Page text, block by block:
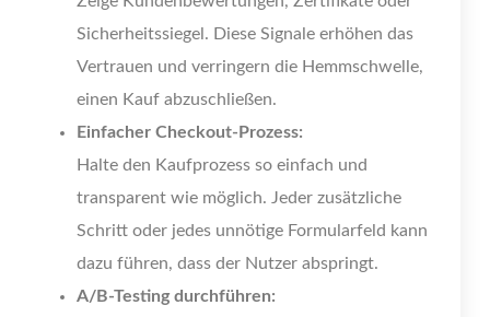
Sicherheitssiegel. Diese Signale erhöhen das
Vertrauen und verringern die Hemmschwelle,
einen Kauf abzuschließen.
Einfacher Checkout-Prozess:
Halte den Kaufprozess so einfach und
transparent wie möglich. Jeder zusätzliche
Schritt oder jedes unnötige Formularfeld kann
dazu führen, dass der Nutzer abspringt.
A/B-Testing durchführen: